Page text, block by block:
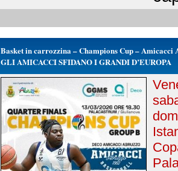
Basket in carrozzina – Champions Cup – Amicacci
GLI AMICACCI SFIDANO I GRANDI D’EUROPA